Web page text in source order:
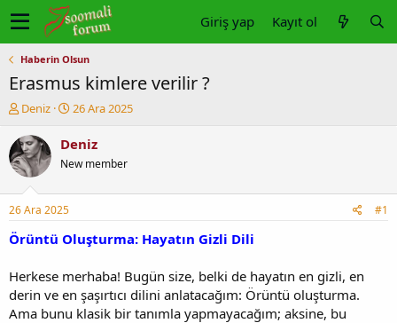
Giriş yap Kayıt ol
Haberin Olsun
Erasmus kimlere verilir ?
K
n
u
y
b
a
ş
t
a
n
Deniz
B
ş
a
ç
r
i
h
26 Ara 2025
Deniz
New member
26 Ara 2025 #1
Örüntü Oluşturma: Hayatın Gizli Dili
Herkese merhaba! Bugün size, belki de hayatın en gizli, en
derin ve en şaşırtıcı dilini anlatacağım: Örüntü oluşturma.
Ama bunu klasik bir tanımla yapmayacağım; aksine, bu